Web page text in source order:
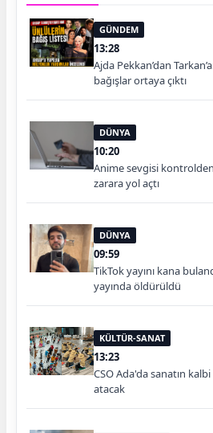
GÜNDEM
13:28
Ajda Pekkan’dan
bağışlar ortaya çıktı
DÜNYA
10:20
Anime sevgisi
zarara yol açtı
DÜNYA
09:59
TikTok yayını kana
yayında öldürüldü
KÜLTÜR-SANAT
13:23
CSO Ada'da sanatın
atacak